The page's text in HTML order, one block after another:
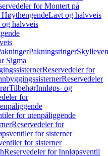
for Montert på
Lavt og halvveis
og halvveis
Pakningsringer
Sigma
Reservedeler for
Reservedeler
TilbehørInnløps- og
for
for utenpåliggende
Reservedeler for
for sisterner
for sisterner
Reservedeler for Innløpsventil